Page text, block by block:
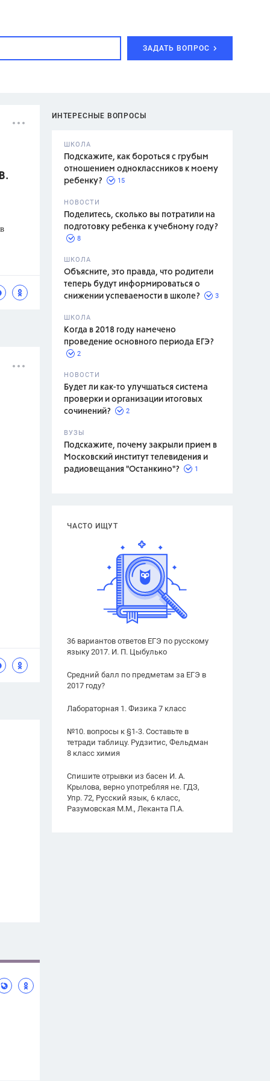
ЗАДАТЬ ВОПРОС
ИНТЕРЕСНЫЕ ВОПРОСЫ
ШКОЛА
Подскажите, как бороться с грубым
отношением одноклассников к моему
ребенку?
15
НОВОСТИ
Поделитесь, сколько вы потратили на
подготовку ребенка к учебному году?
8
ШКОЛА
Объясните, это правда, что родители
теперь будут информироваться о
снижении успеваемости в школе?
3
ШКОЛА
Когда в 2018 году намечено
проведение основного периода ЕГЭ?
2
НОВОСТИ
Будет ли как-то улучшаться система
проверки и организации итоговых
сочинений?
2
ВУЗЫ
Подскажите, почему закрыли прием в
Московский институт телевидения и
радиовещания "Останкино"?
1
ЧАСТО ИЩУТ
36 вариантов ответов ЕГЭ по русскому
языку 2017. И. П. Цыбулько
Средний балл по предметам за ЕГЭ в
2017 году?
Лабораторная 1. Физика 7 класс
№10. вопросы к §1-3. Составьте в
тетради таблицу. Рудзитис, Фельдман
8 класс химия
Спишите отрывки из басен И. А.
Крылова, верно употребляя не. ГДЗ,
Упр. 72, Русский язык, 6 класс,
Разумовская М.М., Леканта П.А.